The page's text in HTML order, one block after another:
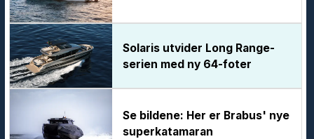
Solaris utvider Long Range-
serien med ny 64-foter
Se bildene: Her er Brabus' nye
superkatamaran